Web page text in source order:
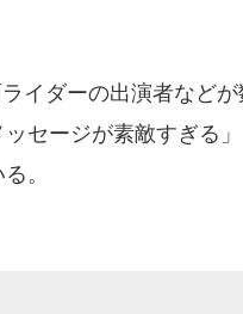
イダーの出演者など
セージが素敵すぎる
。